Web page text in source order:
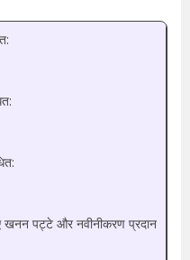
खनन पट्टे और नवीनीकरण प्रदान